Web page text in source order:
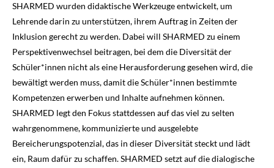
SHARMED wurden didaktische Werkzeuge entwickelt, um
Lehrende darin zu unterstützen, ihrem Auftrag in Zeiten der
Inklusion gerecht zu werden. Dabei will SHARMED zu einem
Perspektivenwechsel beitragen, bei dem die Diversität der
Schüler*innen nicht als eine Herausforderung gesehen wird, die
bewältigt werden muss, damit die Schüler*innen bestimmte
Kompetenzen erwerben und Inhalte aufnehmen können.
SHARMED legt den Fokus stattdessen auf das viel zu selten
wahrgenommene, kommunizierte und ausgelebte
Bereicherungspotenzial, das in dieser Diversität steckt und lädt
ein, Raum dafür zu schaffen. SHARMED setzt auf die dialogische